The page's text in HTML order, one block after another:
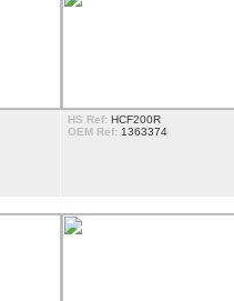
HS Ref: HCF200R
OEM Ref: 1363374